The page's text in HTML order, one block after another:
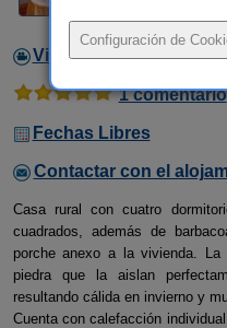
Video
1 comentario
Fechas Libres
Contactar con el
Casa rural con cuatro
cuadrados, además de
porche anexo a la vivienda.
piedra que la aislan
resultando cálida en invierno y
Cuenta con calefacción